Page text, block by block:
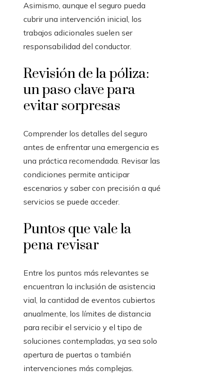
Asimismo, aunque el seguro pueda
cubrir una intervención inicial, los
trabajos adicionales suelen ser
responsabilidad del conductor.
Revisión de la póliza:
un paso clave para
evitar sorpresas
Comprender los detalles del seguro
antes de enfrentar una emergencia es
una práctica recomendada. Revisar las
condiciones permite anticipar
escenarios y saber con precisión a qué
servicios se puede acceder.
Puntos que vale la
pena revisar
Entre los puntos más relevantes se
encuentran la inclusión de asistencia
vial, la cantidad de eventos cubiertos
anualmente, los límites de distancia
para recibir el servicio y el tipo de
soluciones contempladas, ya sea solo
apertura de puertas o también
intervenciones más complejas.